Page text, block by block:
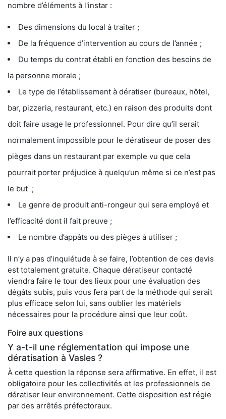
nombre d’éléments à l'instar :
Des dimensions du local à traiter ;
De la fréquence d’intervention au cours de l’année ;
Du temps du contrat établi en fonction des besoins de
la personne morale ;
Le type de l’établissement à dératiser (bureaux, hôtel,
bar, pizzeria, restaurant, etc.) en raison des produits dont
doit faire usage le professionnel. Pour dire qu’il serait
normalement impossible pour le dératiseur de poser des
pièges dans un restaurant par exemple vu que cela
pourrait porter préjudice à quelqu’un même si ce n’est pas
le but ;
Le genre de produit anti-rongeur qui sera employé et
l’efficacité dont il fait preuve ;
Le nombre d’appâts ou des pièges à utiliser ;
Il n’y a pas d’inquiétude à se faire, l’obtention de ces devis
est totalement gratuite. Chaque dératiseur contacté
viendra faire le tour des lieux pour une évaluation des
dégâts subis, puis vous fera part de la méthode qui serait
plus efficace selon lui, sans oublier les matériels
nécessaires pour la procédure ainsi que leur coût.
Foire aux questions
Y a-t-il une réglementation qui impose une
dératisation à Vasles ?
À cette question la réponse sera affirmative. En effet, il est
obligatoire pour les collectivités et les professionnels de
dératiser leur environnement. Cette disposition est régie
par des arrêtés préfectoraux.